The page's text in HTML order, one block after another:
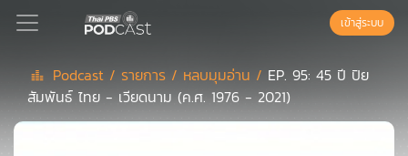
Podcast
เข้าสู่ระบบ
Podcast / รายการ / หลบมุมอ่าน / EP. 95: 45 ปี ปิย
สัมพันธ์ ไทย - เวียดนาม (ค.ศ. 1976 - 2021)